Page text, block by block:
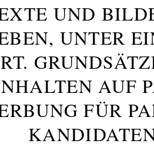
UND
UNTER
AUF
FÜR